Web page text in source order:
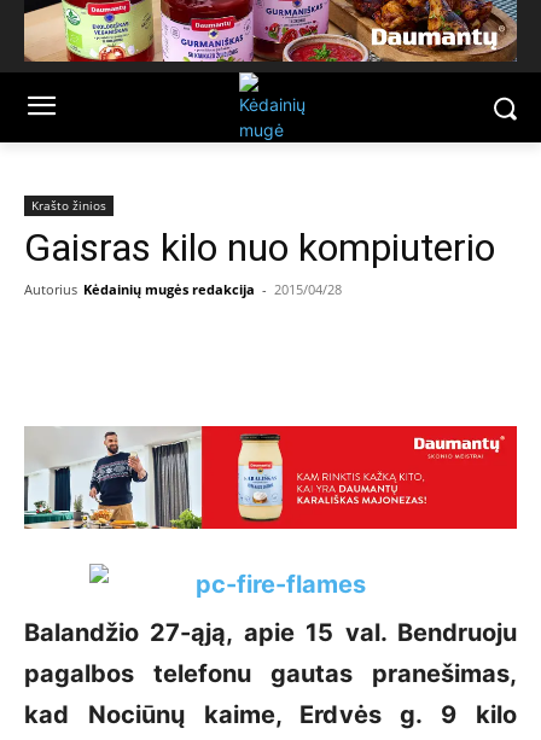
Krašto žinios
Gaisras kilo nuo kompiuterio
Autorius Kėdainių mugės redakcija - 2015/04/28
Balandžio 27-ąją, apie 15 val. Bendruoju
pagalbos telefonu gautas pranešimas,
kad Nociūnų kaime, Erdvės g. 9 kilo